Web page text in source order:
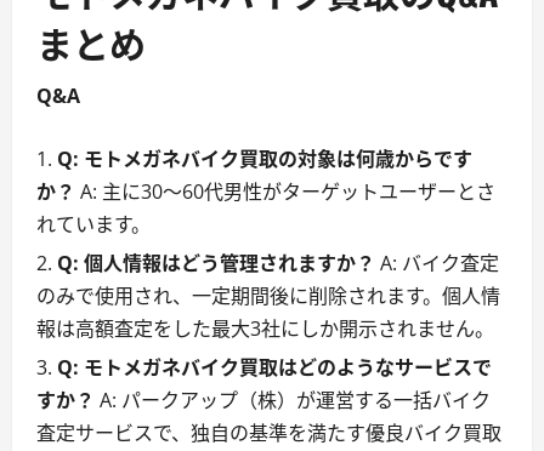
まとめ
Q&A
Q: モトメガネバイク買取の対象は何歳からです
か？ A: 主に30〜60代男性がターゲットユーザーとさ
れています。
Q: 個人情報はどう管理されますか？ A: バイク査定
のみで使用され、一定期間後に削除されます。個人情
報は高額査定をした最大3社にしか開示されません。
Q: モトメガネバイク買取はどのようなサービスで
すか？ A: パークアップ（株）が運営する一括バイク
査定サービスで、独自の基準を満たす優良バイク買取